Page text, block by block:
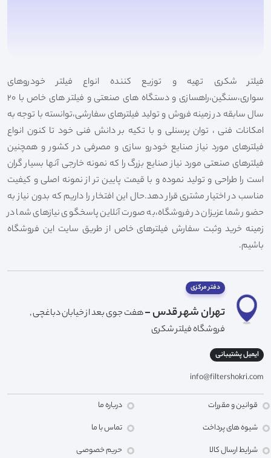
فیلتر شکری تهیه و توزیع کننده انواع فیلتر خودروهای
سواری،سنگین،راهسازی و دستگاه های صنعتی و فیلتر های خاص با 20
سال سابقه در زمینه فروش و تولید فیلترهای سفارشی،توانسته با توجه به
امکانات فنی ، توان پرسنلی و با تکیه بر دانش فنی خود تا کنون انواع
فیلترهای مورد نیاز صنایع خودرو سازی و مصرفی در کشور و همچنین
فیلترهای صنعتی مورد نیاز صنایع بزرگ را که نمونه خارجی آنها بسیار گران
است را طراحی و تولید نموده و با قیمت پایین تر از نمونه اصلی و کیفیت
مناسب در اختیار مشتری قرار دهد.حال این افتخار را داریم که بدون نیاز به
حضور شما عزیزان در فروشگاه،به صورت آنلاین پاسخگوی نیازهای شما در
زمینه خرید وثبت سفارش فیلترهای خاص از طریق سایت این فروشگاه
باشیم.
دفتر مرکزی
تهران شهر قدس -هفت جوی بعد از خیابان دباغچی ,
فروشگاه فیلتر شکری
ایمیل پشتیبانی
info@filtershokri.com
قوانین و مقررات
شیوه های پرداخت
شرایط ارسال کالا
درباره ما
تماس با ما
حریم خصوصی